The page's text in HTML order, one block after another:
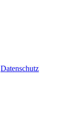
Datenschutz